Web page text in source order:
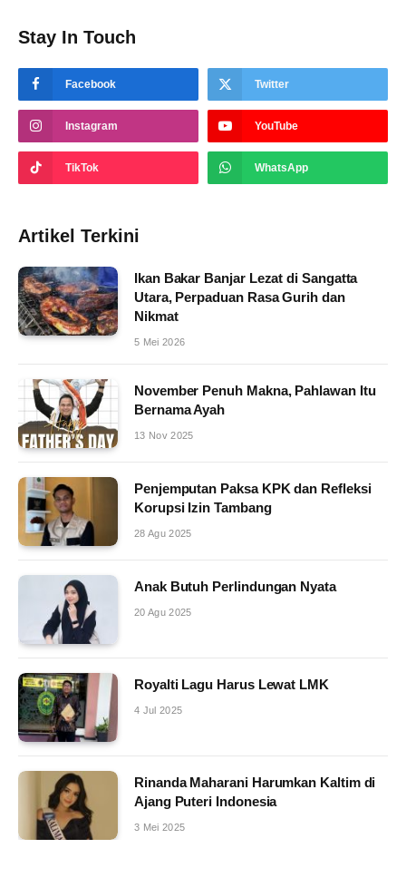
Stay In Touch
Facebook Twitter
Instagram YouTube
TikTok WhatsApp
Artikel Terkini
Ikan Bakar Banjar Lezat di Sangatta
Utara, Perpaduan Rasa Gurih dan
Nikmat
5 Mei 2026
November Penuh Makna, Pahlawan Itu
Bernama Ayah
13 Nov 2025
Penjemputan Paksa KPK dan Refleksi
Korupsi Izin Tambang
28 Agu 2025
Anak Butuh Perlindungan Nyata
20 Agu 2025
Royalti Lagu Harus Lewat LMK
4 Jul 2025
Rinanda Maharani Harumkan Kaltim di
Ajang Puteri Indonesia
3 Mei 2025